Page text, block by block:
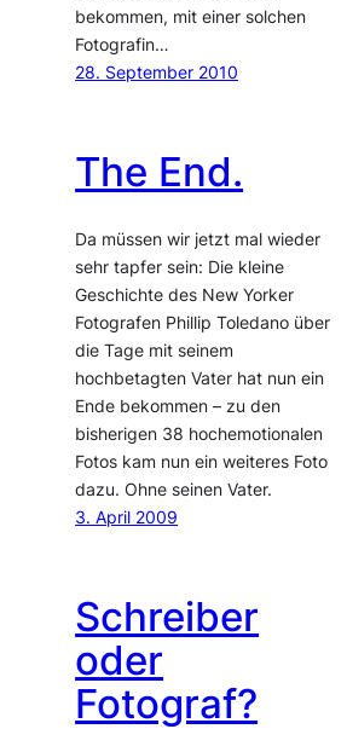
bekommen, mit einer solchen
Fotografin…
28. September 2010
The End.
Da müssen wir jetzt mal wieder
sehr tapfer sein: Die kleine
Geschichte des New Yorker
Fotografen Phillip Toledano über
die Tage mit seinem
hochbetagten Vater hat nun ein
Ende bekommen – zu den
bisherigen 38 hochemotionalen
Fotos kam nun ein weiteres Foto
dazu. Ohne seinen Vater.
3. April 2009
Schreiber
oder
Fotograf?